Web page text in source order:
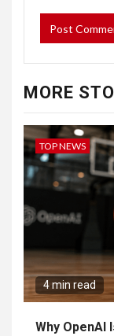
MORE
TOP NEWS
4 min read
Why OpenAI